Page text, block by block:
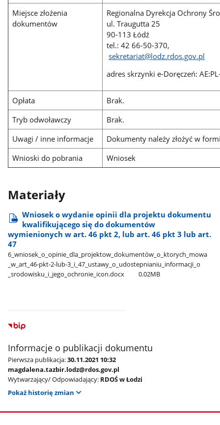
Miejsce złożenia
dokumentów
Regionalna Dyrekcja Ochrony
ul. Traugutta 25
90-113 Łódź
tel.: 42 66-50-370,
sekretariat@lodz.rdos.gov.pl
adres skrzynki e-Doręczeń:
Opłata
Brak.
Tryb odwoławczy
Brak.
Uwagi / inne informacje
Dokumenty należy złożyć w
Wnioski do pobrania
Wniosek
Materiały
Wniosek o wydanie opinii dla projektu dokumentu
kwalifikującego się do dokumentów
wymienionych w art. 46 pkt 2, lub art. 46 pkt 3 lub art.
47
6​_wniosek​_o​_opinie​_dla​_projektow​_dokumentów​_o​_ktorych​_mowa​
_w​_art​_46-pkt-2-lub-3​_i​_47​_ustawy​_o​_udostepnianiu​_informacji​_o​
_srodowisku​_i​_jego​_ochronie​_icon.docx
0.02MB
Informacje o publikacji dokumentu
Pierwsza publikacja:30.11.2021 10:32
magdalena.tazbir.lodz@rdos.gov.pl
Wytwarzający/ Odpowiadający: RDOŚ w Łodzi
Pokaż historię zmian